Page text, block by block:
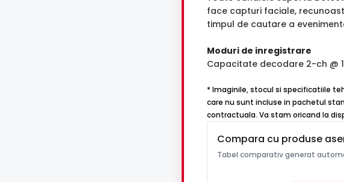
face capturi faciale,
timpul de cautare a
Moduri de inregistrare
Capacitate decodare 2-ch @
* Imaginile, stocul si specificatiile
care nu sunt incluse in pachetul
contractuala. Va stam oricand la
Compara cu produse
Tabel comparativ generat